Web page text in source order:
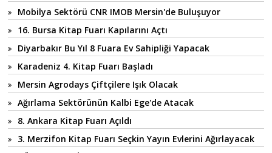
Mobilya Sektörü CNR IMOB Mersin'de Buluşuyor
16. Bursa Kitap Fuarı Kapılarını Açtı
Diyarbakır Bu Yıl 8 Fuara Ev Sahipliği Yapacak
Karadeniz 4. Kitap Fuarı Başladı
Mersin Agrodays Çiftçilere Işık Olacak
Ağırlama Sektörünün Kalbi Ege'de Atacak
8. Ankara Kitap Fuarı Açıldı
3. Merzifon Kitap Fuarı Seçkin Yayın Evlerini Ağırlayacak